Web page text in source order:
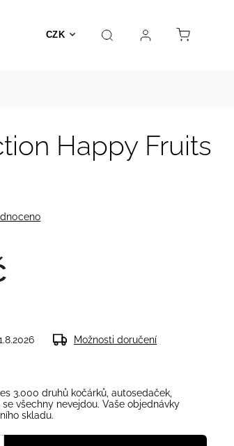
CZK
Hračky Prodejna Kontakt
Happy Fruits
Možnosti doručení
3.000 druhů kočárků, autosedaček,
všechny nevejdou. Vaše objednávky
skladu.